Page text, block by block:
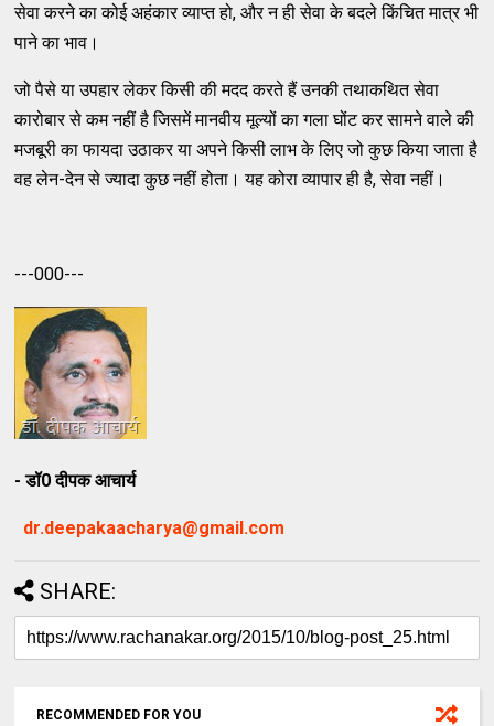
सेवा करने का कोई अहंकार व्याप्त हो, और न ही सेवा के बदले किंचित मात्र भी
पाने का भाव।
जो पैसे या उपहार लेकर किसी की मदद करते हैं उनकी तथाकथित सेवा
कारोबार से कम नहीं है जिसमें मानवीय मूल्यों का गला घोंट कर सामने वाले की
मजबूरी का फायदा उठाकर या अपने किसी लाभ के लिए जो कुछ किया जाता है
वह लेन-देन से ज्यादा कुछ नहीं होता। यह कोरा व्यापार ही है, सेवा नहीं।
---000---
- डॉ0 दीपक आचार्य
dr.deepakaacharya@gmail.com
SHARE:
RECOMMENDED FOR YOU